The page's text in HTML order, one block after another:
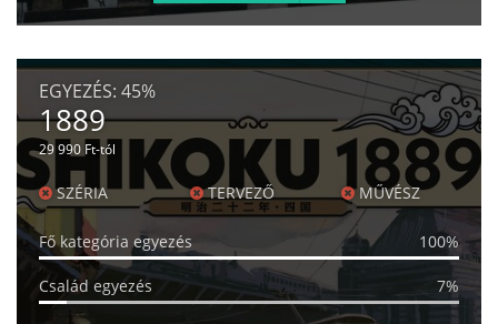
EGYEZÉS: 45%
1889
29 990 Ft-tól
SZÉRIA TERVEZŐ MŰVÉSZ
Fő kategória egyezés 100%
Család egyezés 7%